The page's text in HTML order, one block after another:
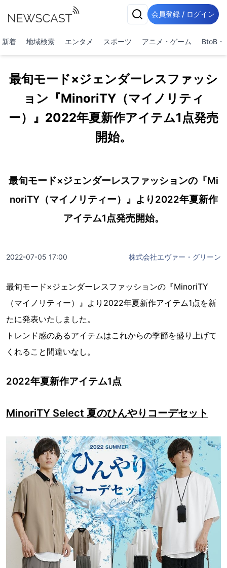
会員登録 / ログイン
新着 地域検索 エンタメ スポーツ アニメ・ゲーム BtoB・
最旬モード×ジェンダーレスファッシ
ョン『MinoriTY（マイノリティ
ー）』2022年夏新作アイテム1点発売
開始。
最旬モード×ジェンダーレスファッションの『Mi
noriTY（マイノリティー）』より2022年夏新作
アイテム1点発売開始。
2022-07-05 17:00 株式会社エヴァー・グリーン
最旬モード×ジェンダーレスファッションの『MinoriTY
（マイノリティー）』より2022年夏新作アイテム1点を新
たに発表いたしました。
トレンド感のあるアイテムはこれからの季節を盛り上げて
くれること間違いなし。
2022年夏新作アイテム1点
MinoriTY Select 夏のひんやりコーデセット